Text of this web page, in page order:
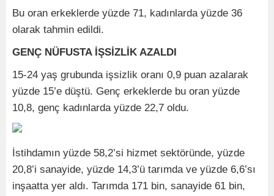
Bu oran erkeklerde yüzde 71, kadınlarda yüzde 36
olarak tahmin edildi.
GENÇ NÜFUSTA İŞSİZLİK AZALDI
15-24 yaş grubunda işsizlik oranı 0,9 puan azalarak
yüzde 15’e düştü. Genç erkeklerde bu oran yüzde
10,8, genç kadınlarda yüzde 22,7 oldu.
İstihdamın yüzde 58,2’si hizmet sektöründe, yüzde
20,8’i sanayide, yüzde 14,3’ü tarımda ve yüzde 6,6’sı
inşaatta yer aldı. Tarımda 171 bin, sanayide 61 bin,